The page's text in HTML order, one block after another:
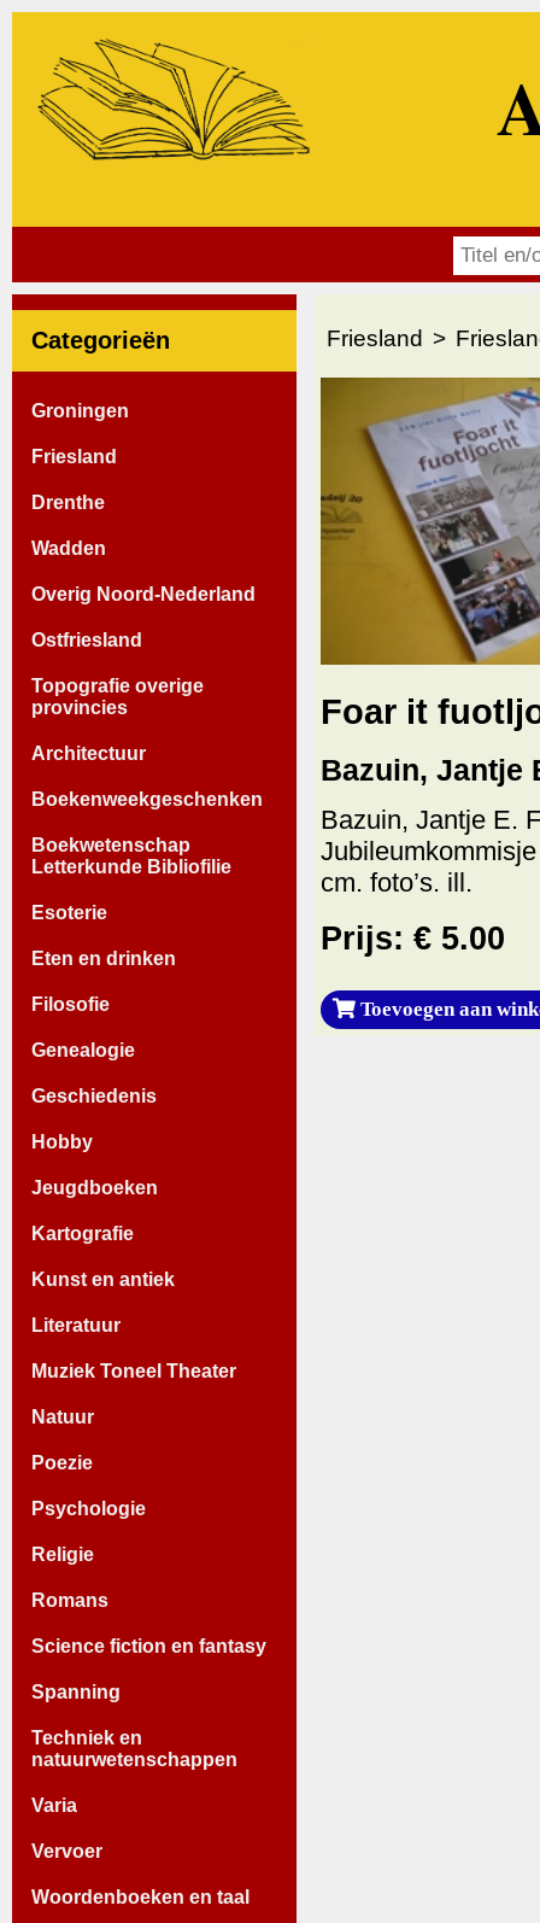
Categorieën
Groningen
Friesland
Drenthe
Wadden
Overig Noord-Nederland
Ostfriesland
Topografie overige
provincies
Architectuur
Boekenweekgeschenken
Boekwetenschap
Letterkunde Bibliofilie
Esoterie
Eten en drinken
Filosofie
Genealogie
Geschiedenis
Hobby
Jeugdboeken
Kartografie
Kunst en antiek
Literatuur
Muziek Toneel Theater
Natuur
Poezie
Psychologie
Religie
Romans
Science fiction en fantasy
Spanning
Techniek en
natuurwetenschappen
Varia
Vervoer
Woordenboeken en taal
Friesland
Foar it
Bazuin, Jantje
Bazuin, Jantje E.
cm. foto’s. ill.
Prijs: € 5.00
Toevoegen aan